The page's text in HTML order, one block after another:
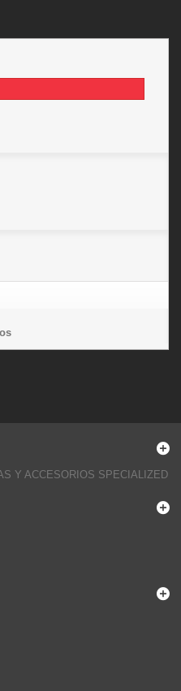
Y ACCESORIOS SPECIALIZED